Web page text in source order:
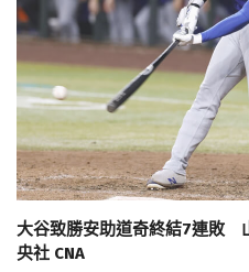
大谷致勝安助道奇終結7連敗
央社 CNA